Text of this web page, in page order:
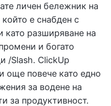
личен бележник на
е снабден с
като разширяване на
и богато
/Slash. ClickUp
още повече като едно
за водене на
за продуктивност.